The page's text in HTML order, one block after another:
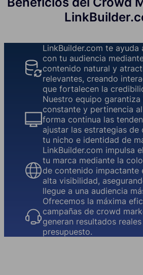
LinkBuilder.com te ayuda
con tu audiencia
contenido natural y
relevantes, creando
que fortalecen la
Nuestro equipo
constante y pertinencia
forma continua las
ajustar las estrategias
tu nicho e identidad de
LinkBuilder.com impulsa
tu marca mediante la
de contenido impactante
alta visibilidad,
llegue a una audiencia
Ofrecemos la máxima
campañas de crowd
generan resultados
presupuesto.